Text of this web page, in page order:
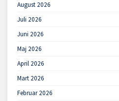
August 2026
Juli 2026
Juni 2026
Maj 2026
April 2026
Mart 2026
Februar 2026